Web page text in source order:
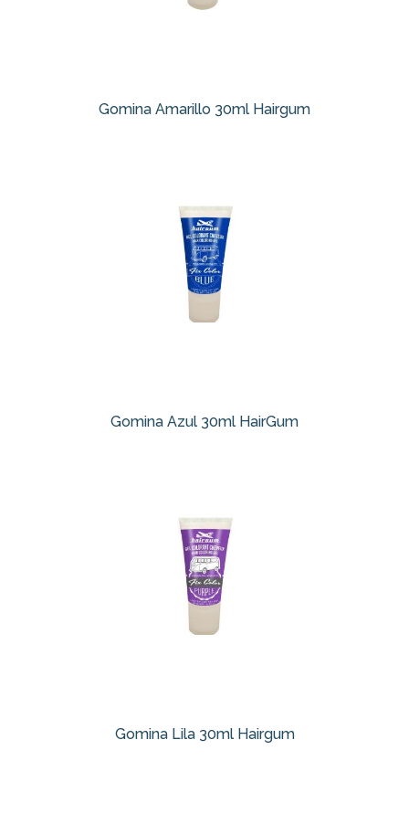
Gomina Amarillo 30ml Hairgum
Gomina Azul 30ml HairGum
Gomina Lila 30ml Hairgum